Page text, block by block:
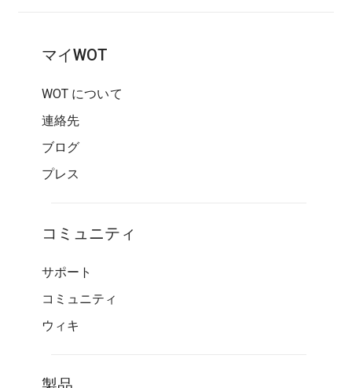
マイWOT
WOT について
連絡先
ブログ
プレス
コミュニティ
サポート
コミュニティ
ウィキ